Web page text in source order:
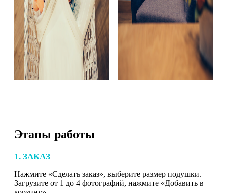
Этапы работы
1. ЗАКАЗ
Нажмите «Сделать заказ», выберите размер подушки.
Загрузите от 1 до 4 фотографий, нажмите «Добавить в